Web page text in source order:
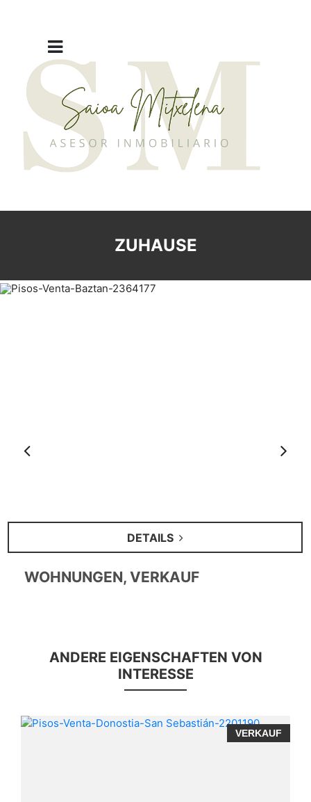
ZUHAUSE
DETAILS
WOHNUNGEN, VERKAUF
ANDERE EIGENSCHAFTEN VON
INTERESSE
VERKAUF